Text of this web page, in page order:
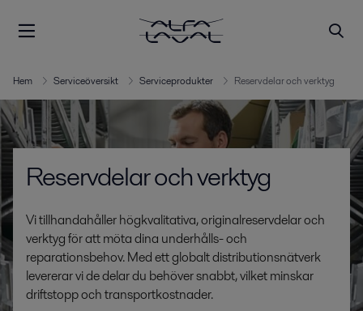
Hem Serviceöversikt Serviceprodukter Reservdelar och verktyg
Reservdelar och verktyg
Vi tillhandahåller högkvalitativa, originalreservdelar och
verktyg för att möta dina underhålls- och
reparationsbehov. Med ett globalt distributionsnätverk
levererar vi de delar du behöver snabbt, vilket minskar
driftstopp och transportkostnader.